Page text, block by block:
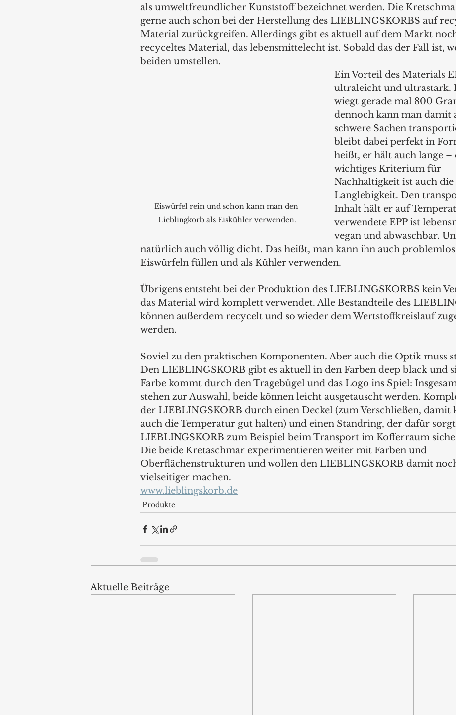
als umweltfreundlicher Kunststoff bezeichnet werden. Die
gerne auch schon bei der Herstellung des LIEBLINGSKORBS auf
Material zurückgreifen. Allerdings gibt es aktuell auf dem Markt
recyceltes Material, das lebensmittelecht ist. Sobald das der Fall ist,
beiden umstellen.
Eiswürfel rein und schon kann man den
Lieblingkorb als Eiskühler verwenden.
Ein Vorteil des Materials
ultraleicht und ultrastark.
wiegt gerade mal 800
dennoch kann man damit
schwere Sachen
bleibt dabei perfekt in
heißt, er hält auch lange –
wichtiges Kriterium für
Nachhaltigkeit ist auch die
Langlebigkeit. Den
Inhalt hält er auf
verwendete EPP ist
vegan und abwaschbar.
natürlich auch völlig dicht. Das heißt, man kann ihn auch
Eiswürfeln füllen und als Kühler verwenden.
Übrigens entsteht bei der Produktion des LIEBLINGSKORBS kein
das Material wird komplett verwendet. Alle Bestandteile des
können außerdem recycelt und so wieder dem Wertstoffkreislauf
werden.
Soviel zu den praktischen Komponenten. Aber auch die Optik muss
Den LIEBLINGSKORB gibt es aktuell in den Farben deep black und
Farbe kommt durch den Tragebügel und das Logo ins Spiel:
stehen zur Auswahl, beide können leicht ausgetauscht werden.
der LIEBLINGSKORB durch einen Deckel (zum Verschließen, damit
auch die Temperatur gut halten) und einen Standring, der dafür
LIEBLINGSKORB zum Beispiel beim Transport im Kofferraum
Die beide Kretaschmar experimentieren weiter mit Farben und
Oberflächenstrukturen und wollen den LIEBLINGSKORB damit
vielseitiger machen.
www.lieblingskorb.de
Produkte
Aktuelle Beiträge